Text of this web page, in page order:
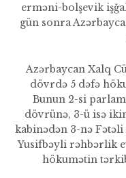
erməni-bolşevik
gün sonra
Azərbaycan Xalq
dövrdə 5 dəfə
Bunun 2-si
dövrünə, 3-ü isə
kabinədən 3-nə
Yusifbəyli rəhbərlik
hökumətin